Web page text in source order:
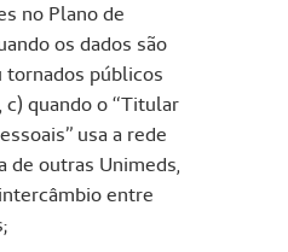
no Plano de
os dados são
tornados públicos
quando o “Titular
usa a rede
de outras Unimeds,
entre